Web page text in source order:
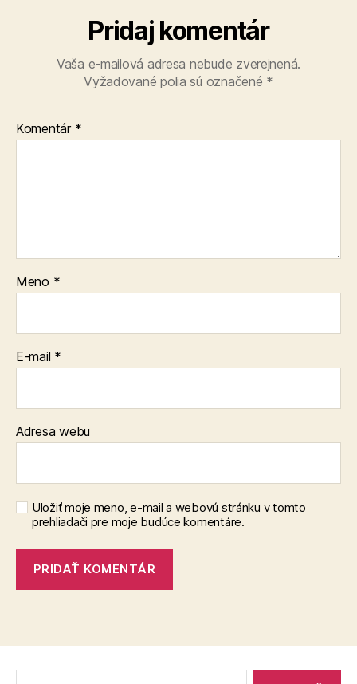
Pridaj komentár
Vaša e-mailová adresa nebude zverejnená.
Vyžadované polia sú označené *
Komentár *
Meno *
E-mail *
Adresa webu
Uložiť moje meno, e-mail a webovú stránku v tomto
prehliadači pre moje budúce komentáre.